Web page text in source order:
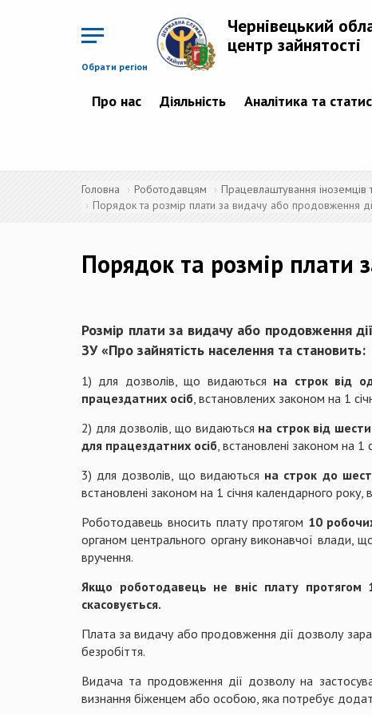
Обрати регіон
Чернівецький
центр зайнятості
Про нас Діяльність Аналітика та
Головна Роботодавцям Працевлаштування іноземців
Порядок та розмір плати за видачу або продовження
Порядок та розмір плати
Розмір плати за видачу або продовження
ЗУ «Про зайнятість населення та становить:
1) для дозволів, що видаються на строк від
працездатних осіб , встановлених законом на 1
2) для дозволів, що видаються на строк від
для працездатних осіб , встановлені законом на
3) для дозволів, що видаються на строк до
встановлені законом на 1 січня календарного
Роботодавець вносить плату протягом 10
органом центрального органу виконавчої влади,
вручення.
Якщо роботодавець не вніс плату
скасовується.
Плата за видачу або продовження дії дозволу
безробіття.
Видача та продовження дії дозволу на
визнання біженцем або особою, яка потребує